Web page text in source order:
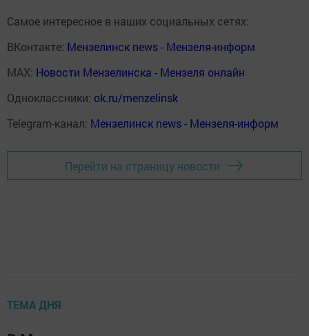
Самое интересное в наших социальных сетях:
ВКонтакте: Мензелинск news - Мензеля-информ
MAX: Новости Мензелинска - Мензеля онлайн
Одноклассники: ok.ru/menzelinsk
Telegram-канал: Мензелинск news - Мензеля-информ
Перейти на страницу новости
ТЕМА ДНЯ